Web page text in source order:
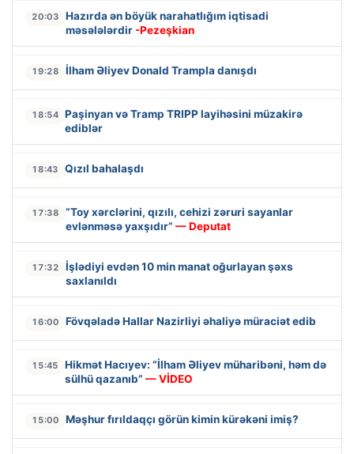
20:03
Hazırda ən böyük narahatlığım iqtisadi
məsələlərdir -Pezeşkian
19:28 İlham Əliyev Donald Trampla danışdı
18:54 Paşinyan və Tramp TRIPP layihəsini müzakirə
ediblər
18:43 Qızıl bahalaşdı
17:38
“Toy xərclərini, qızılı, cehizi zəruri sayanlar
evlənməsə yaxşıdır” — Deputat
17:32
İşlədiyi evdən 10 min manat oğurlayan şəxs
saxlanıldı
16:00 Fövqəladə Hallar Nazirliyi əhaliyə müraciət edib
15:45
Hikmət Hacıyev: “İlham Əliyev müharibəni, həm də
sülhü qazanıb” — VİDEO
15:00 Məşhur fırıldaqçı görün kimin kürəkəni imiş?